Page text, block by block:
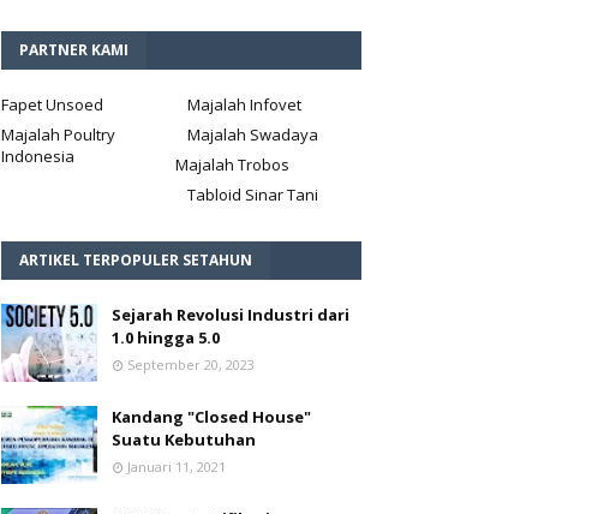
PARTNER KAMI
Fapet Unsoed
Majalah Infovet
Majalah Poultry
Indonesia
Majalah Swadaya
Majalah Trobos
Tabloid Sinar Tani
ARTIKEL TERPOPULER SETAHUN
Sejarah Revolusi Industri dari
1.0 hingga 5.0
September 20, 2023
Kandang "Closed House"
Suatu Kebutuhan
Januari 11, 2021